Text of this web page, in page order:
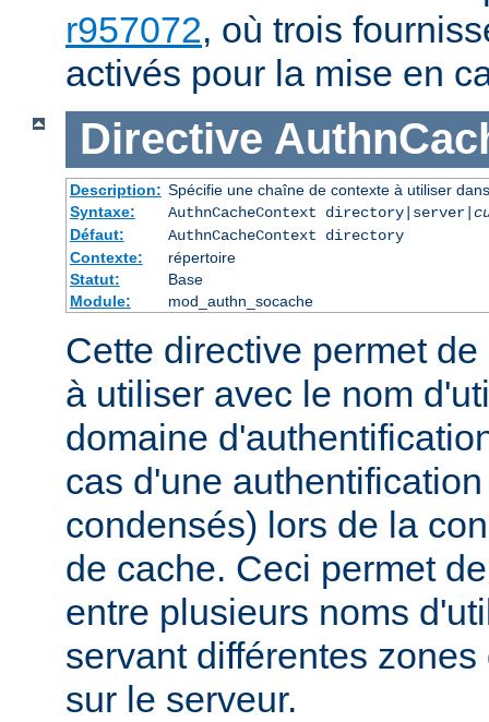
r957072, où trois
activés pour la mise en
Directive
Description: Spécifie une chaîne de contexte à utiliser
Syntaxe:
AuthnCacheContext directory|server|
Défaut:
AuthnCacheContext directory
Contexte:
répertoire
Statut:
Base
Module:
mod_authn_socache
Cette directive permet
à utiliser avec le nom
domaine
cas d'une
condensés) lors de la
de cache. Ceci permet
entre plusieurs noms
servant différentes
sur le serveur.